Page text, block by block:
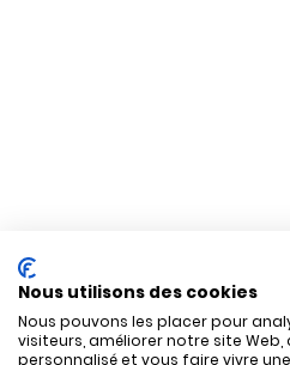
Nous utilisons des cookies
Nous pouvons les placer pour
visiteurs, améliorer notre site
personnalisé et vous faire vivre